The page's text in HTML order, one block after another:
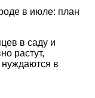
в июле: план
в саду и
растут,
в